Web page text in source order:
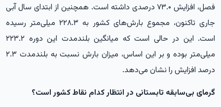
فصل، افزایش ۷۳.۰ درصدی داشته است. همچنین از ابتدای سال آبی
جاری تاکنون، مجموع بارش‌های کشور به ۲۲۸.۳ میلی‌متر رسیده
است. این در حالی است که میانگین بلندمدت این دوره ۲۲۳.۲
میلی‌متر بوده و بر این اساس، میزان بارش نسبت به بلندمدت ۲.۳
درصد افزایش را نشان می‌دهد.
گرمای بی‌سابقه تابستانی در انتظار کدام نقاط کشور است؟